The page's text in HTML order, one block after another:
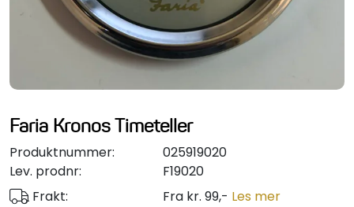
Faria Kronos Timeteller
Produktnummer:
025919020
Lev. prodnr:
F19020
Frakt:
Fra kr. 99,- Les mer
Styring/kontroll
Motordelsvelger/SONAR
Anoder